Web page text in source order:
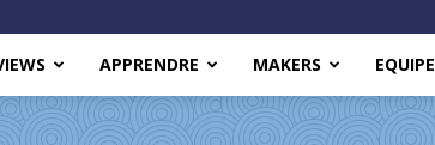
APPRENDRE MAKERS EQUIPE